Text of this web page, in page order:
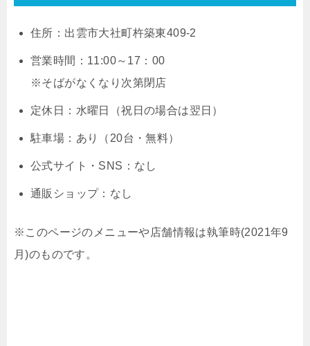
住所：出雲市大社町杵築東409-2
営業時間：11:00～17：00
※そばがなくなり次第閉店
定休日：水曜日（祝日の場合は翌日）
駐車場：あり（20台・無料）
公式サイト・SNS：なし
通販ショップ：なし
※このページのメニューや店舗情報は執筆時(2021年9
月)のものです。